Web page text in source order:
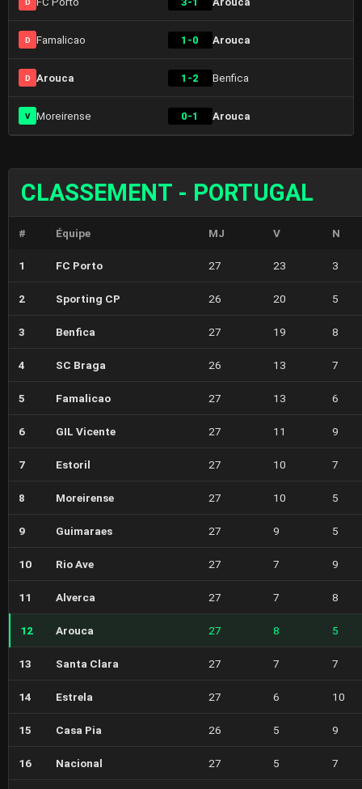
D Famalicao 1-0 Arouca
D Arouca 1-2 Benfica
V Moreirense 0-1 Arouca
CLASSEMENT - PORTUGAL
# Équipe MJ V N
1 FC Porto 27 23 3
2 Sporting CP 26 20 5
3 Benfica 27 19 8
4 SC Braga 26 13 7
5 Famalicao 27 13 6
6 GIL Vicente 27 11 9
7 Estoril 27 10 7
8 Moreirense 27 10 5
9 Guimaraes 27 9 5
10 Rio Ave 27 7 9
11 Alverca 27 7 8
12 Arouca 27 8 5
13 Santa Clara 27 7 7
14 Estrela 27 6 10
15 Casa Pia 26 5 9
16 Nacional 27 5 7